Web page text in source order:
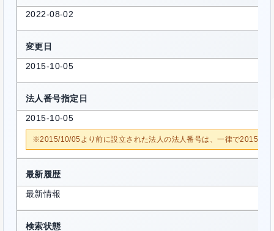
2022-08-02
変更日
2015-10-05
法人番号指定日
2015-10-05
※2015/10/05より前に設立された法人の法人番号は、一律で2015/10/
最新履歴
最新情報
検索状態